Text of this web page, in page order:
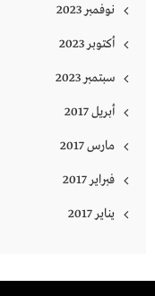
نوفمبر 2023
أكتوبر 2023
سبتمبر 2023
أبريل 2017
مارس 2017
فبراير 2017
يناير 2017